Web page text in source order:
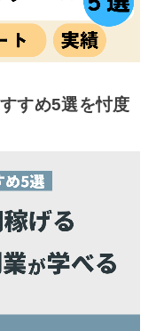
すめ5選を忖度